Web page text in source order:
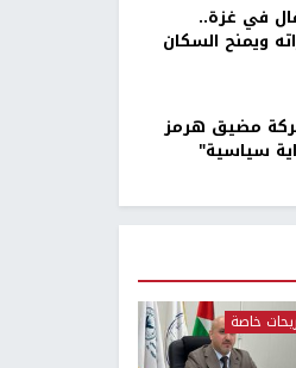
في غزة..
ويمنح السكان
مضيق هرمز
سياسية"
خاصة